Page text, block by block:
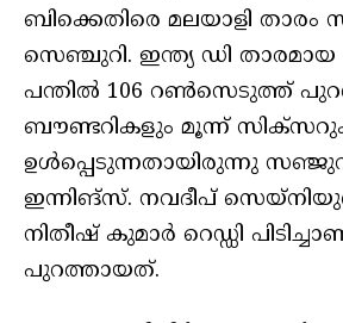
ബിക്കെതിരെ മലയാളി
സെഞ്ചുറി. ഇന്ത്യ ഡി
പന്തില്‍ 106 റണ്‍സെടുത്ത്
ബൗണ്ടറികളും മൂന്ന്
ഉള്‍പ്പെടുന്നതായിരുന്നു
ഇന്നിങ്സ്. നവദീപ്
നിതീഷ് കുമാര്‍ റെഡ്ഡി
പുറത്തായത്.